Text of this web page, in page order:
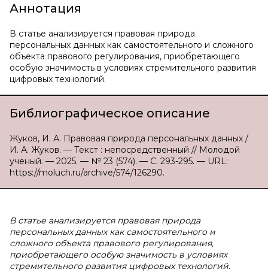
Аннотация
В статье анализируется правовая природа
персональных данных как самостоятельного и сложного
объекта правового регулирования, приобретающего
особую значимость в условиях стремительного развития
цифровых технологий.
Библиографическое описание
Жуков, И. А. Правовая природа персональных данных /
И. А. Жуков. — Текст : непосредственный // Молодой
ученый. — 2025. — № 23 (574). — С. 293-295. — URL:
https://moluch.ru/archive/574/126290.
В статье анализируется правовая природа
персональных данных как самостоятельного и
сложного объекта правового регулирования,
приобретающего особую значимость в условиях
стремительного развития цифровых технологий.